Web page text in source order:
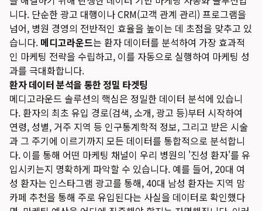
니다. 단순한 광고 대행이나 CRM(고객 관계 관리) 프로그램을
넘어, 병원 경영의 전반적인 효율을 높이는 데 초점을 맞추고 있
습니다. 메디고라운드는 환자 데이터를 분석하여 가장 효과적
인 마케팅 전략을 수립하고, 이를 자동으로 실행하여 마케팅 성
과를 극대화합니다.
환자 데이터 분석을 통한 정밀 타겟팅
메디고라운드 솔루션의 핵심은 정밀한 데이터 분석에 있습니
다. 환자의 최초 유입 경로(검색, 소개, 광고 등)부터 시작하여
연령, 성별, 거주 지역 등 인구통계학적 정보, 그리고 받은 시술
과 그 주기에 이르기까지 모든 데이터를 통합적으로 분석합니
다. 이를 통해 어떤 마케팅 채널이 우리 병원의 '진성 환자'를 유
입시키는지 명확하게 파악할 수 있습니다. 예를 들어, 20대 여
성 환자는 인스타그램 광고를 통해, 40대 남성 환자는 지역 맘
카페 추천을 통해 주로 유입된다는 사실을 데이터로 확인했다